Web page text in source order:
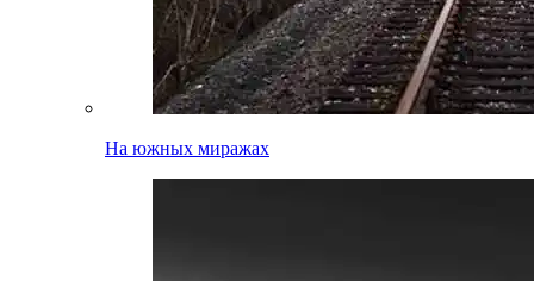
На южных миражах